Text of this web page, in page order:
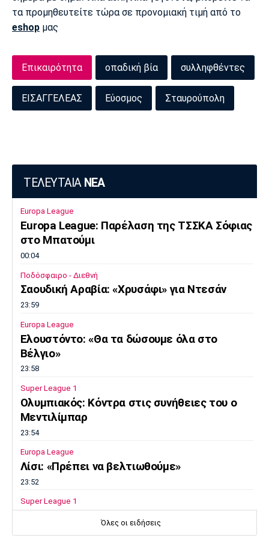
τα προμηθευτείτε τώρα σε προνομιακή τιμή από το
eshop μας
Επικαιρότητα οπαδική βία συλληφθέντες
ΕΙΣΑΓΓΕΛΕΑΣ Εύοσμος Σταυρούπολη
ΤΕΛΕΥΤΑΙΑ ΝΕΑ
Europa League
Europa League: Παρέλαση της ΤΣΣΚΑ Σόφιας
στο Μπατούμι
00:04
Ποδόσφαιρο - Διεθνή
Σαουδική Αραβία: «Χρυσάφι» για Ντεσάν
23:59
Europa League
Ελουστόντο: «Θα τα δώσουμε όλα στο
Βέλγιο»
23:58
Super League 1
Ολυμπιακός: Κόντρα στις συνήθειες του ο
Μεντιλίμπαρ
23:54
Europa League
Λίσι: «Πρέπει να βελτιωθούμε»
23:52
Super League 1
Επιστρέφει αύριο στη Θεσσαλονίκη ο
Όλες οι ειδήσεις